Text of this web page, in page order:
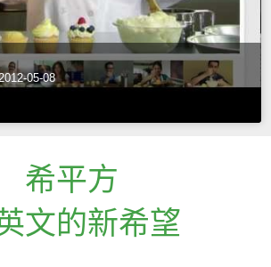
05-08
希平方
文的新希望